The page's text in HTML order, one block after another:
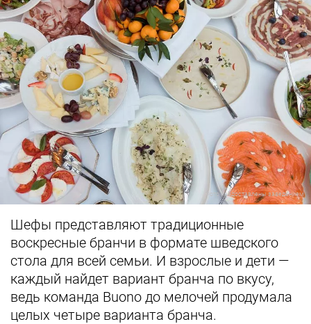
Фото предоставлены заведением
Шефы представляют традиционные
воскресные бранчи в формате шведского
стола для всей семьи. И взрослые и дети —
каждый найдет вариант бранча по вкусу,
ведь команда Buono до мелочей продумала
целых четыре варианта бранча.